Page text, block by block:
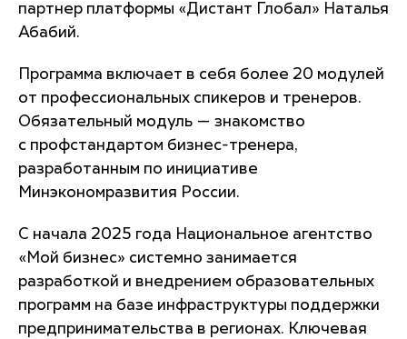
партнер платформы «Дистант Глобал» Наталья
Абабий.
Программа включает в себя более 20 модулей
от профессиональных спикеров и тренеров.
Обязательный модуль — знакомство
с профстандартом бизнес-тренера,
разработанным по инициативе
Минэкономразвития России.
С начала 2025 года Национальное агентство
«Мой бизнес» системно занимается
разработкой и внедрением образовательных
программ на базе инфраструктуры поддержки
предпринимательства в регионах. Ключевая